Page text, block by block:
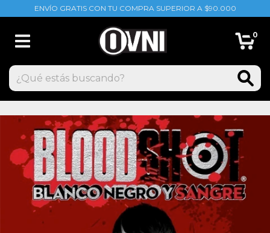
ENVÍO GRATIS CON TU COMPRA SUPERIOR A $90.000
0